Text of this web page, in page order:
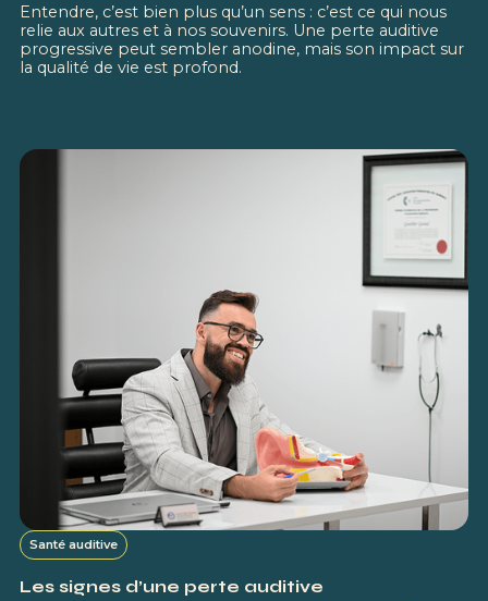
Entendre, c’est bien plus qu’un sens : c’est ce qui nous
relie aux autres et à nos souvenirs. Une perte auditive
progressive peut sembler anodine, mais son impact sur
la qualité de vie est profond.
Santé auditive
Les signes d’une perte auditive